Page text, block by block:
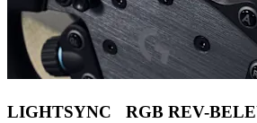
LIGHTSYNC RGB REV-